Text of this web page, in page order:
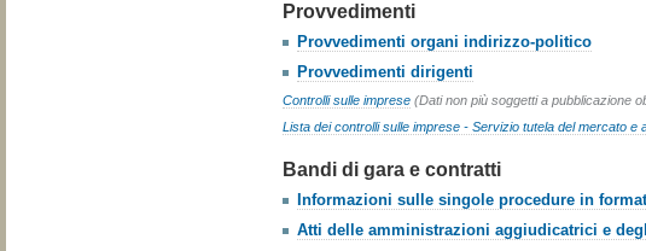
Provvedimenti
Provvedimenti organi indirizzo-politico
Provvedimenti dirigenti
Controlli sulle imprese (Dati non più soggetti a pubblicazione
Lista dei controlli sulle imprese - Servizio tutela del mercato e
Bandi di gara e contratti
Informazioni sulle singole procedure in
Atti delle amministrazioni aggiudicatrici e